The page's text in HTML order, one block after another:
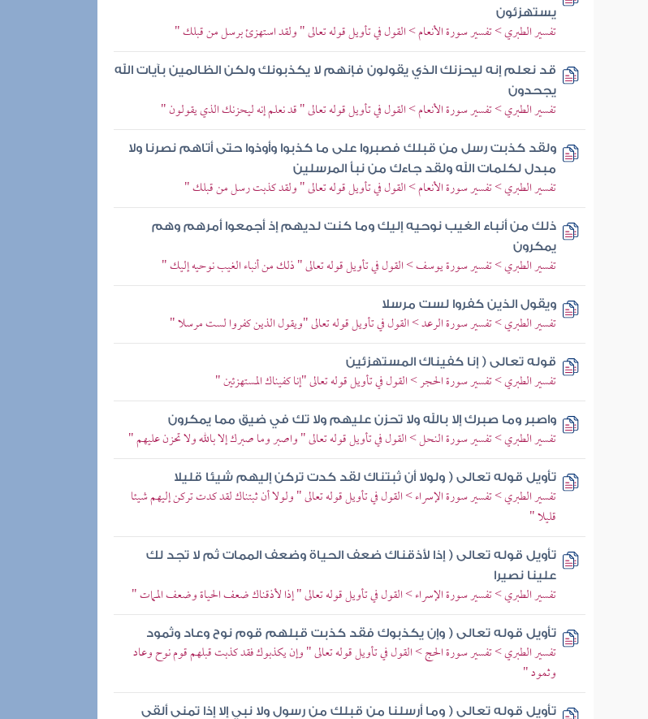
يستهزئون
تفسير الطبري > تفسير سورة الأنعام > القول في تأويل قوله تعالى " ولقد استهزئ برسل من قبلك "
قد نعلم إنه ليحزنك الذي يقولون فإنهم لا يكذبونك ولكن الظالمين بآيات الله
يجحدون
تفسير الطبري > تفسير سورة الأنعام > القول في تأويل قوله تعالى " قد نعلم إنه ليحزنك الذي يقولون "
ولقد كذبت رسل من قبلك فصبروا على ما كذبوا وأوذوا حتى أتاهم نصرنا ولا
مبدل لكلمات الله ولقد جاءك من نبأ المرسلين
تفسير الطبري > تفسير سورة الأنعام > القول في تأويل قوله تعالى " ولقد كذبت رسل من قبلك "
ذلك من أنباء الغيب نوحيه إليك وما كنت لديهم إذ أجمعوا أمرهم وهم
يمكرون
تفسير الطبري > تفسير سورة يوسف > القول في تأويل قوله تعالى " ذلك من أنباء الغيب نوحيه إليك "
ويقول الذين كفروا لست مرسلا
تفسير الطبري > تفسير سورة الرعد > القول في تأويل قوله تعالى "ويقول الذين كفروا لست مرسلا "
قوله تعالى ( إنا كفيناك المستهزئين
تفسير الطبري > تفسير سورة الحجر > القول في تأويل قوله تعالى "إنا كفيناك المستهزئين "
واصبر وما صبرك إلا بالله ولا تحزن عليهم ولا تك في ضيق مما يمكرون
تفسير الطبري > تفسير سورة النحل > القول في تأويل قوله تعالى " واصبر وما صبرك إلا بالله ولا تحزن عليهم "
تأويل قوله تعالى ( ولولا أن ثبتناك لقد كدت تركن إليهم شيئا قليلا
تفسير الطبري > تفسير سورة الإسراء > القول في تأويل قوله تعالى " ولولا أن ثبتناك لقد كدت تركن إليهم شيئا
قليلا "
تأويل قوله تعالى ( إذا لأذقناك ضعف الحياة وضعف الممات ثم لا تجد لك
علينا نصيرا
تفسير الطبري > تفسير سورة الإسراء > القول في تأويل قوله تعالى " إذا لأذقناك ضعف الحياة وضعف الممات "
تأويل قوله تعالى ( وإن يكذبوك فقد كذبت قبلهم قوم نوح وعاد وثمود
تفسير الطبري > تفسير سورة الحج > القول في تأويل قوله تعالى " وإن يكذبوك فقد كذبت قبلهم قوم نوح وعاد
وثمود "
تأويل قوله تعالى ( وما أرسلنا من قبلك من رسول ولا نبي إلا إذا تمنى ألقى